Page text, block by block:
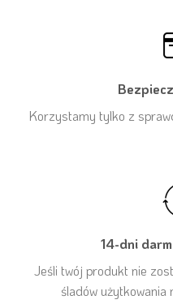
Korzystamy tylko z
14-dni
Jeśli twój produkt nie
śladów